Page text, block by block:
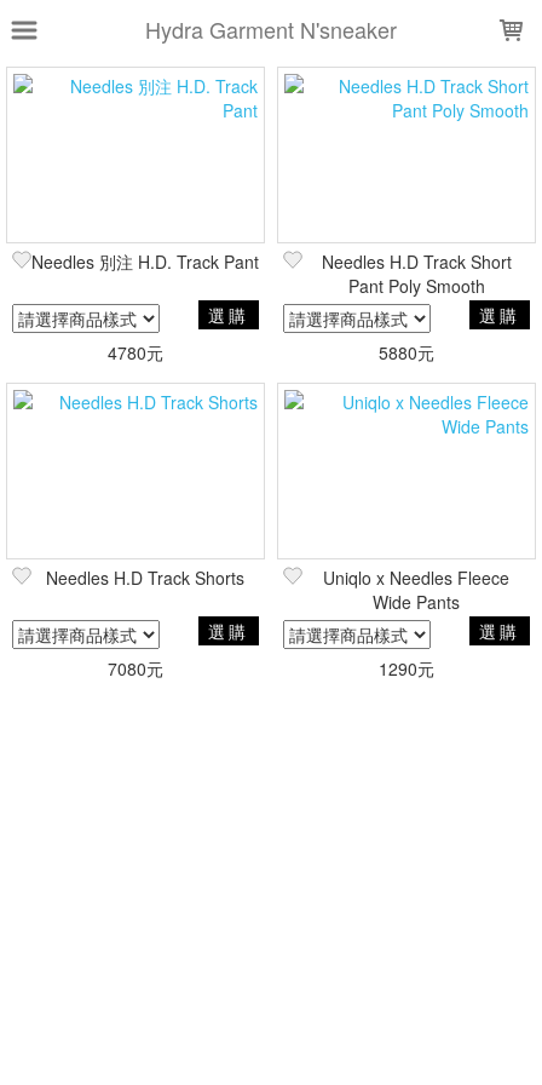
Hydra Garment N'sneaker
樣式尺寸篩選
全部樣式 灰 黑 黑黑
卡其
紫
條紋 綠 黑灰
黑白
全部尺寸 XS S
L
Needles 別注 H.D. Track Pant
選購
4780元
Needles H.D Track Short
Pant Poly Smooth
選購
5880元
Needles H.D Track Shorts
選購
7080元
Uniqlo x Needles Fleece
Wide Pants
選購
1290元